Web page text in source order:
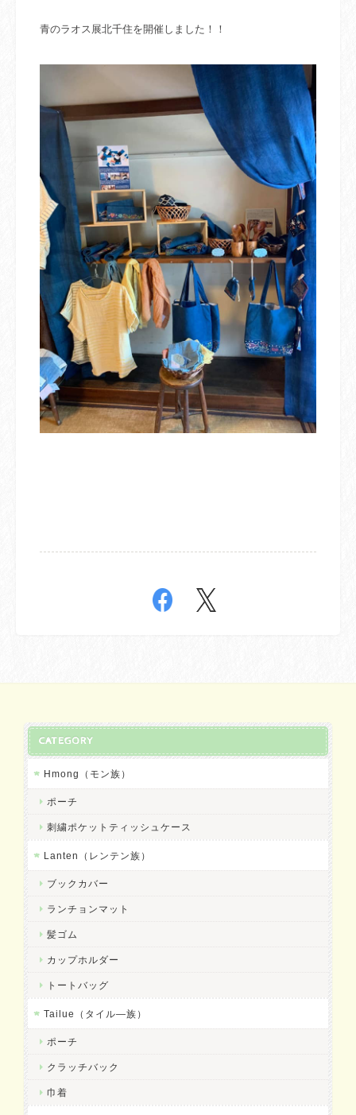
青のラオス展北千住を開催しました！！
CATEGORY
Hmong（モン族）
ポーチ
刺繍ポケットティッシュケース
Lanten（レンテン族）
ブックカバー
ランチョンマット
髪ゴム
カップホルダー
トートバッグ
Tailue（タイル―族）
ポーチ
クラッチバック
巾着